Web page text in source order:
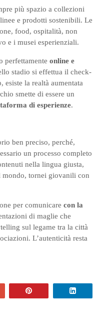
più spazio a collezioni
e prodotti sostenibili. Le
food, ospitalità, non
e i musei esperienziali.
perfettamente online e
stadio si effettua il check-
esiste la realtà aumentata
smette di essere un
di esperienze.
ben preciso, perché,
un processo completo
nella lingua giusta,
mondo, tornei giovanili con
per comunicare con la
di maglie che
sul legame tra la città
L’autenticità resta